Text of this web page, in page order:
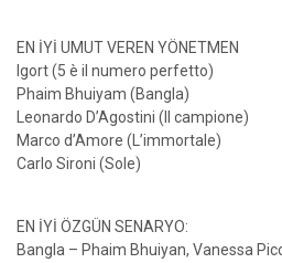
EN İYİ UMUT VEREN YÖNETMEN
Igort (5 è il numero perfetto)
Phaim Bhuiyam (Bangla)
Leonardo D’Agostini (Il campione)
Marco d’Amore (L’immortale)
Carlo Sironi (Sole)
EN İYİ ÖZGÜN SENARYO:
Bangla – Phaim Bhuiyan, Vanessa